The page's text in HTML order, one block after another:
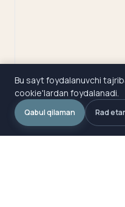
Bu sayt foydalanuvchi
cookie'lardan foydalanadi.
Qabul qilaman Rad